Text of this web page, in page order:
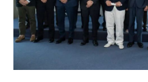
una
trayectoria
clave
para
el
Baleares